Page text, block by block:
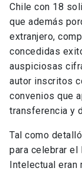
Chile con 18
que además
extranjero,
concedidas
auspiciosas
autor inscritos
convenios que
transferencia y
Tal como
para celebrar el
Intelectual eran